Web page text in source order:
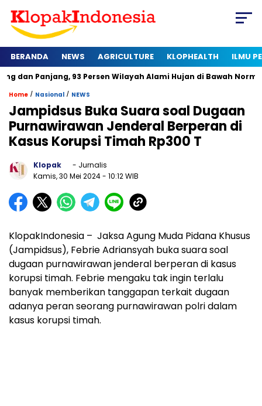
BERANDA NEWS AGRICULTURE KLOPHEALTH ILMU
93 Persen Wilayah Alami Hujan di Bawah Normal
Home / Nasional / NEWS
Jampidsus Buka Suara soal Dugaan
Purnawirawan Jenderal Berperan di
Kasus Korupsi Timah Rp300 T
Klopak
- Jurnalis
Kamis, 30 Mei 2024- 10:12 WIB
KlopakIndonesia – Jaksa Agung Muda Pidana Khusus
(Jampidsus), Febrie Adriansyah buka suara soal
dugaan purnawirawan jenderal berperan di kasus
korupsi timah. Febrie mengaku tak ingin terlalu
banyak memberikan tanggapan terkait dugaan
adanya peran seorang purnawirawan polri dalam
kasus korupsi timah.